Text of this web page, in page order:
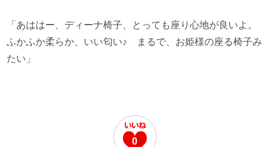
「あははー、ディーナ椅子、とっても座り心地が良いよ。
ふかふか柔らか、いい匂い♪ まるで、お姫様の座る椅子み
たい」
0